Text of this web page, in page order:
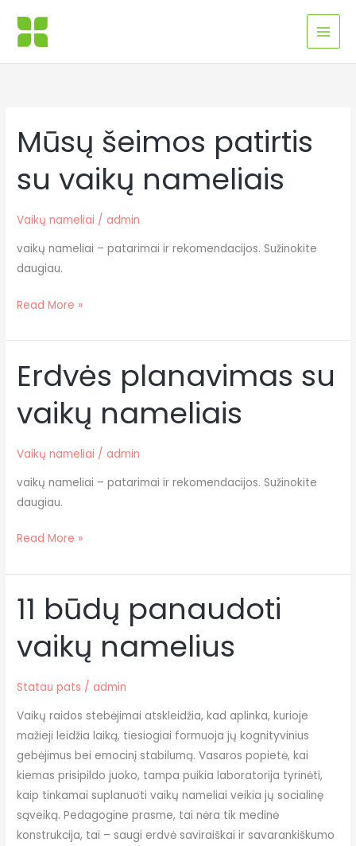
prie
turinio
Mūsų šeimos patirtis
su vaikų nameliais
Vaikų nameliai / admin
vaikų nameliai – patarimai ir rekomendacijos. Sužinokite
daugiau.
Mūsų
šeimos
patirtis
su
vaikų
Read More »
Erdvės planavimas su
vaikų nameliais
Vaikų nameliai / admin
vaikų nameliai – patarimai ir rekomendacijos. Sužinokite
daugiau.
Erdvės
planavimas
su
vaikų
nameliais
Read More »
11 būdų panaudoti
vaikų namelius
Statau pats / admin
Vaikų raidos stebėjimai atskleidžia, kad aplinka, kurioje
mažieji leidžia laiką, tiesiogiai formuoja jų kognityvinius
gebėjimus bei emocinį stabilumą. Vasaros popietė, kai
kiemas prisipildo juoko, tampa puikia laboratorija tyrinėti,
kaip tinkamai suplanuoti vaikų nameliai veikia jų socialinę
sąveiką. Pedagogine prasme, tai nėra tik medinė
konstrukcija, tai – saugi erdvė saviraiškai ir savarankiškumo
11
būdų
panaudoti
vaikų
namelius